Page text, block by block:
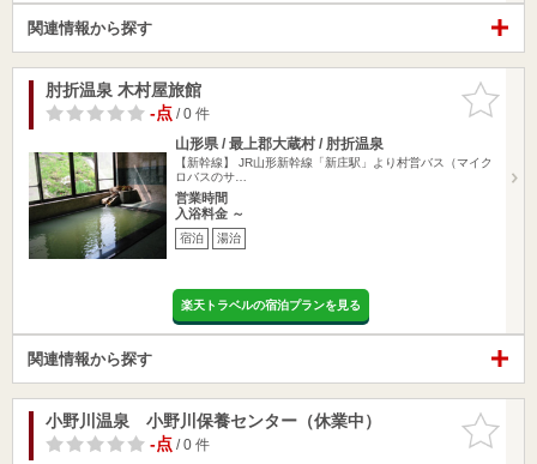
関連情報から探す
お気に入
りに追加
肘折温泉 木村屋旅館
-点/ 0 件
山形県 / 最上郡大蔵村 / 肘折温泉
【新幹線】 JR山形新幹線「新庄駅」より村営バス（マイク
ロバスのサ…
営業時間
入浴料金 ～
宿泊 湯治
楽天トラベルの宿泊プランを見る
関連情報から探す
お気に入
りに追加
小野川温泉 小野川保養センター（休業中）
-点/ 0 件